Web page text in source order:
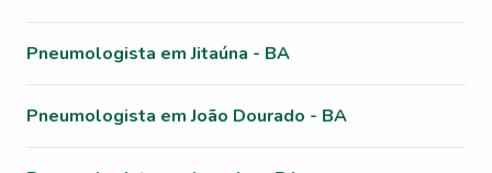
Pneumologista em Jitaúna - BA
Pneumologista em João Dourado - BA